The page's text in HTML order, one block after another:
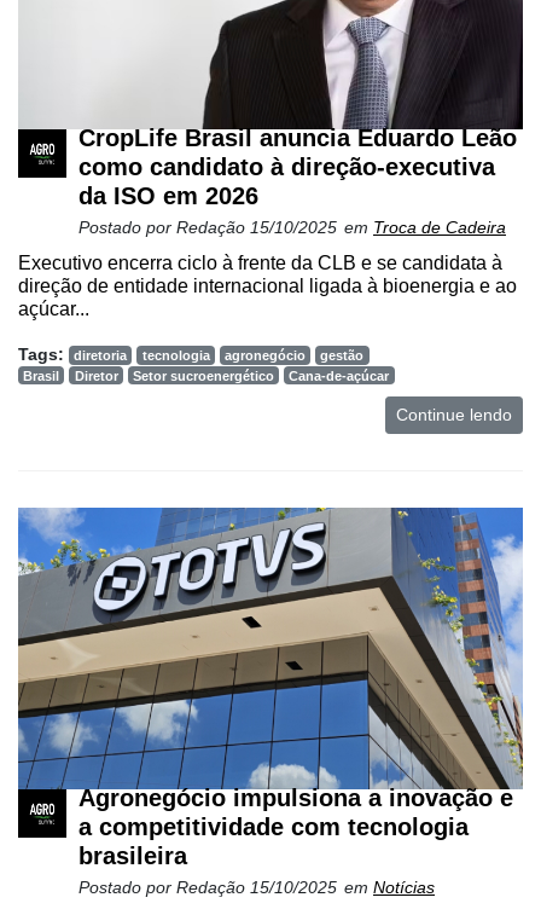
CropLife Brasil anuncia Eduardo Leão
como candidato à direção-executiva
da ISO em 2026
Postado por Redação 15/10/2025 em Troca de Cadeira
Executivo encerra ciclo à frente da CLB e se candidata à
direção de entidade internacional ligada à bioenergia e ao
açúcar...
Tags: diretoria tecnologia agronegócio
gestão
Brasil
Diretor Setor sucroenergético Cana-de-açúcar
Continue lendo
Agronegócio impulsiona a inovação e
a competitividade com tecnologia
brasileira
Postado por Redação 15/10/2025 em Notícias